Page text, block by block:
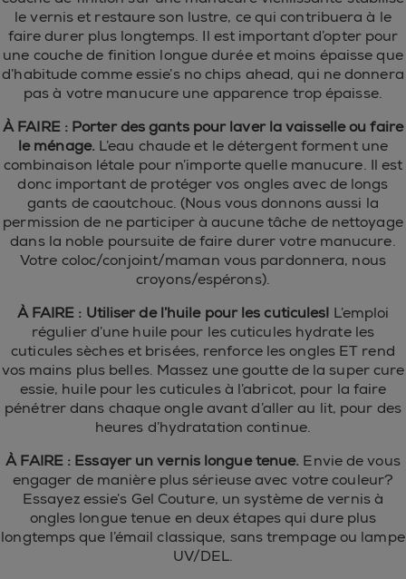
le vernis et restaure son lustre, ce qui contribuera à le
faire durer plus longtemps. Il est important d’opter pour
une couche de finition longue durée et moins épaisse que
d’habitude comme essie’s no chips ahead, qui ne donnera
pas à votre manucure une apparence trop épaisse.
À FAIRE : Porter des gants pour laver la vaisselle ou faire
le ménage. L’eau chaude et le détergent forment une
combinaison létale pour n’importe quelle manucure. Il est
donc important de protéger vos ongles avec de longs
gants de caoutchouc. (Nous vous donnons aussi la
permission de ne participer à aucune tâche de nettoyage
dans la noble poursuite de faire durer votre manucure.
Votre coloc/conjoint/maman vous pardonnera, nous
croyons/espérons).
À FAIRE : Utiliser de l’huile pour les cuticules! L’emploi
régulier d’une huile pour les cuticules hydrate les
cuticules sèches et brisées, renforce les ongles ET rend
vos mains plus belles. Massez une goutte de la super cure
essie, huile pour les cuticules à l’abricot, pour la faire
pénétrer dans chaque ongle avant d’aller au lit, pour des
heures d’hydratation continue.
À FAIRE : Essayer un vernis longue tenue. Envie de vous
engager de manière plus sérieuse avec votre couleur?
Essayez essie’s Gel Couture, un système de vernis à
ongles longue tenue en deux étapes qui dure plus
longtemps que l’émail classique, sans trempage ou lampe
UV/DEL.